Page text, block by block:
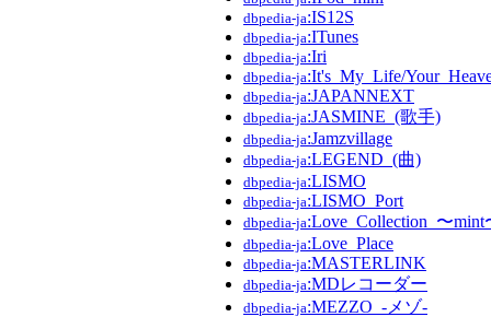
dbpedia-ja:IS12S
dbpedia-ja:ITunes
dbpedia-ja:Iri
dbpedia-ja:It's_My_Life/
dbpedia-ja:JAPANNEXT
dbpedia-ja:JASMINE_(歌手)
dbpedia-ja:Jamzvillage
dbpedia-ja:LEGEND_(曲)
dbpedia-ja:LISMO
dbpedia-ja:LISMO_Port
dbpedia-ja:Love_Collection_〜mint
dbpedia-ja:Love_Place
dbpedia-ja:MASTERLINK
dbpedia-ja:MDレコーダー
dbpedia-ja:MEZZO_-メゾ-